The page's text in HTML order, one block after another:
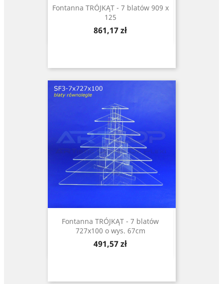
Fontanna TRÓJKĄT - 7 blatów 909 x
125
Cena
861,17 zł
Fontanna TRÓJKĄT - 7 blatów
727x100 o wys. 67cm
Cena
491,57 zł